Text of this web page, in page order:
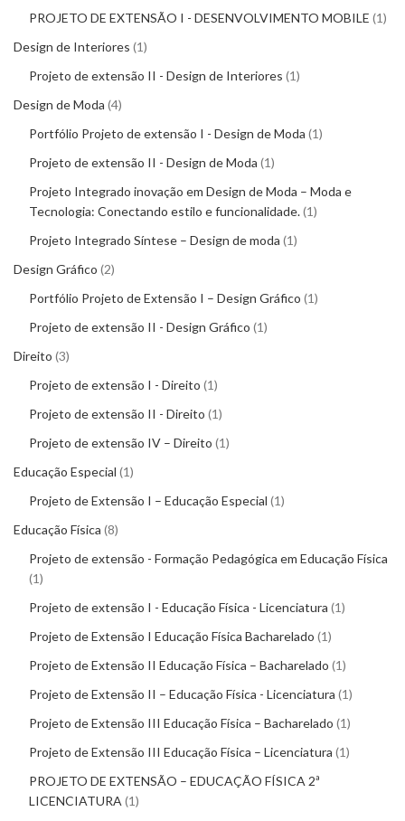
PROJETO DE EXTENSÃO I - DESENVOLVIMENTO MOBILE 1
Design de Interiores 1
Projeto de extensão II - Design de Interiores 1
Design de Moda 4
Portfólio Projeto de extensão I - Design de Moda 1
Projeto de extensão II - Design de Moda 1
Projeto Integrado inovação em Design de Moda – Moda e
Tecnologia: Conectando estilo e funcionalidade. 1
Projeto Integrado Síntese – Design de moda 1
Design Gráfico 2
Portfólio Projeto de Extensão I – Design Gráfico 1
Projeto de extensão II - Design Gráfico 1
Direito 3
Projeto de extensão I - Direito 1
Projeto de extensão II - Direito 1
Projeto de extensão IV – Direito 1
Educação Especial 1
Projeto de Extensão I – Educação Especial 1
Educação Física 8
Projeto de extensão - Formação Pedagógica em Educação Física
1
Projeto de extensão I - Educação Física - Licenciatura 1
Projeto de Extensão I Educação Física Bacharelado 1
Projeto de Extensão II Educação Física – Bacharelado 1
Projeto de Extensão II – Educação Física - Licenciatura 1
Projeto de Extensão III Educação Física – Bacharelado 1
Projeto de Extensão III Educação Física – Licenciatura 1
PROJETO DE EXTENSÃO – EDUCAÇÃO FÍSICA 2ª
LICENCIATURA 1